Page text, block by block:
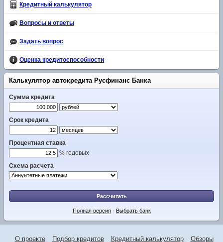
Кредитный калькулятор
Вопросы и ответы
Задать вопрос
Оценка кредитоспособности
Калькулятор автокредита Русфинанс Банка
Сумма кредита
Срок кредита
Процентная ставка
% годовых
Схема расчета
Рассчитать
Полная версия· Выбрать банк
О проекте Подбор кредитов Кредитный калькулятор Обзоры